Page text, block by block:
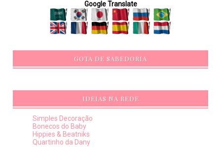
Google Translate
GOTA DE SABEDORIA
IDEIAS NA REDE
Simples Decoração
Bonecos do Baby
Hippies & Beatniks
Quartinho da Dany